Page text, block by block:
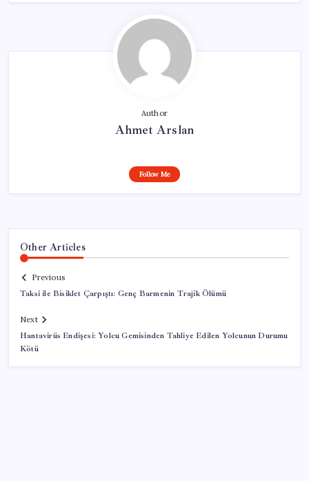
Author
Ahmet Arslan
Follow Me
Other Articles
Previous
Taksi ile Bisiklet Çarpıştı: Genç Barmenin Trajik Ölümü
Next
Hantavirüs Endişesi: Yolcu Gemisinden Tahliye Edilen Yolcunun Durumu
Kötü